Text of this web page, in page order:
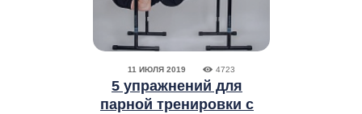
11 ИЮЛЯ 2019 4723
5 упражнений для
парной тренировки с